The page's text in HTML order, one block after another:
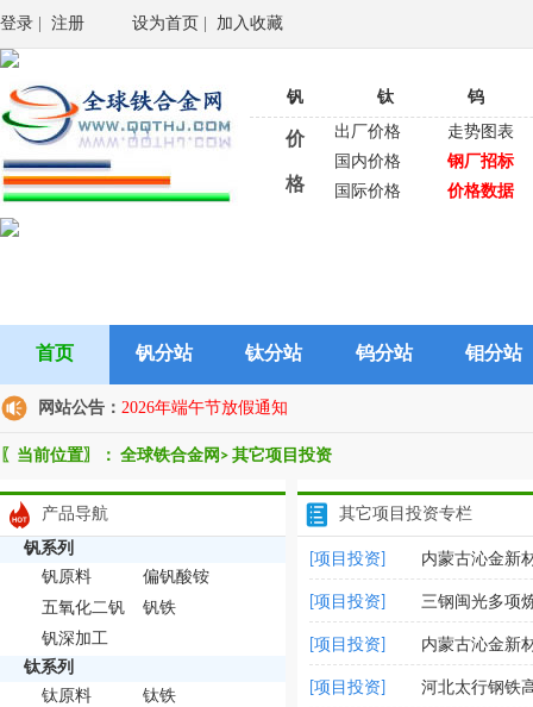
登录 注册 设为首页 加入收藏
钒 钛 钨
价
格
出厂价格
走势图表
国内价格
钢厂招标
国际价格
价格数据
首页 钒分站 钛分站 钨分站 钼分站
网站公告： 2026年端午节放假通知
〖当前位置〗： 全球铁合金网 > 其它项目投资
产品导航
钒系列
钒原料
偏钒酸铵
五氧化二钒
钒铁
钒深加工
钛系列
钛原料
钛铁
其它项目投资专栏
[项目投资] 内蒙古沁金新
[项目投资] 三钢闽光多项
[项目投资] 内蒙古沁金新
[项目投资] 河北太行钢铁